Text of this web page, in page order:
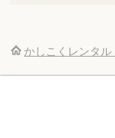
かしこくレンタル